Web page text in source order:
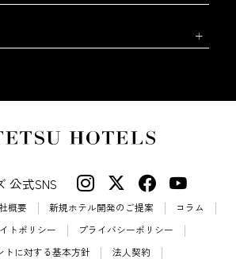
公式SNS
概要 新規ホテル開発のご提案
コラム
トポリシー
プライバシーポリシー
トに対する基本方針
法人契約